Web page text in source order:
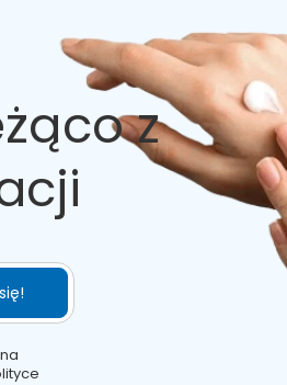
Marianum Fruit Extract /
Alcohol / Onopordum
Parfum.
Tocopherol, Propylene Glycol /
Alcohol / Onopordum Acanthium
Lactic Acid, Parfum.
Glycol, Silybum Marianum
białka pszenicy),
E), Alcohol, Onopordum
Disodium EDTA, Lactic Acid
koloryt skóry
z